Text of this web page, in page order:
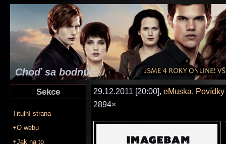
Choď sa bodnúť
Sekce
Titulní strana
+O webu
+Jak na to
29.12.2011 [20:00], eMuska,
2894×